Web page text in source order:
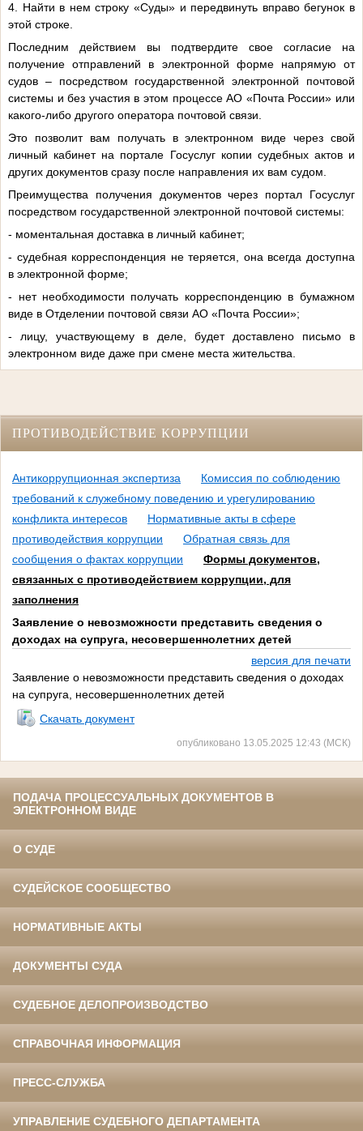
4. Найти в нем строку «Суды» и передвинуть вправо бегунок в
этой строке.
Последним действием вы подтвердите свое согласие на
получение отправлений в электронной форме напрямую от
судов – посредством государственной электронной почтовой
системы и без участия в этом процессе АО «Почта России» или
какого-либо другого оператора почтовой связи.
Это позволит вам получать в электронном виде через свой
личный кабинет на портале Госуслуг копии судебных актов и
других документов сразу после направления их вам судом.
Преимущества получения документов через портал Госуслуг
посредством государственной электронной почтовой системы:
- моментальная доставка в личный кабинет;
- судебная корреспонденция не теряется, она всегда доступна
в электронной форме;
- нет необходимости получать корреспонденцию в бумажном
виде в Отделении почтовой связи АО «Почта России»;
- лицу, участвующему в деле, будет доставлено письмо в
электронном виде даже при смене места жительства.
ПРОТИВОДЕЙСТВИЕ КОРРУПЦИИ
Антикоррупционная экспертиза
Комиссия по соблюдению
требований к служебному поведению и урегулированию
конфликта интересов
Нормативные акты в сфере
противодействия коррупции
Обратная связь для
сообщения о фактах коррупции
Формы документов,
связанных с противодействием коррупции, для
заполнения
Заявление о невозможности представить сведения о
доходах на супруга, несовершеннолетних детей
версия для печати
Заявление о невозможности представить сведения о доходах
на супруга, несовершеннолетних детей
Скачать документ
опубликовано 13.05.2025 12:43 (МСК)
ПОДАЧА ПРОЦЕССУАЛЬНЫХ ДОКУМЕНТОВ В
ЭЛЕКТРОННОМ ВИДЕ
О СУДЕ
СУДЕЙСКОЕ СООБЩЕСТВО
НОРМАТИВНЫЕ АКТЫ
ДОКУМЕНТЫ СУДА
СУДЕБНОЕ ДЕЛОПРОИЗВОДСТВО
СПРАВОЧНАЯ ИНФОРМАЦИЯ
ПРЕСС-СЛУЖБА
УПРАВЛЕНИЕ СУДЕБНОГО ДЕПАРТАМЕНТА